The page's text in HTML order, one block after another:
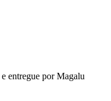
e entregue por Magalu